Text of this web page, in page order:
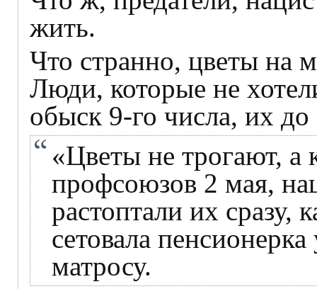
жить.
Что странно, цветы на
Люди, которые не
обыск 9-го числа, их до
«Цветы не трогают, а
профсоюзов 2 мая,
растоптали их
сетовала
матросу.